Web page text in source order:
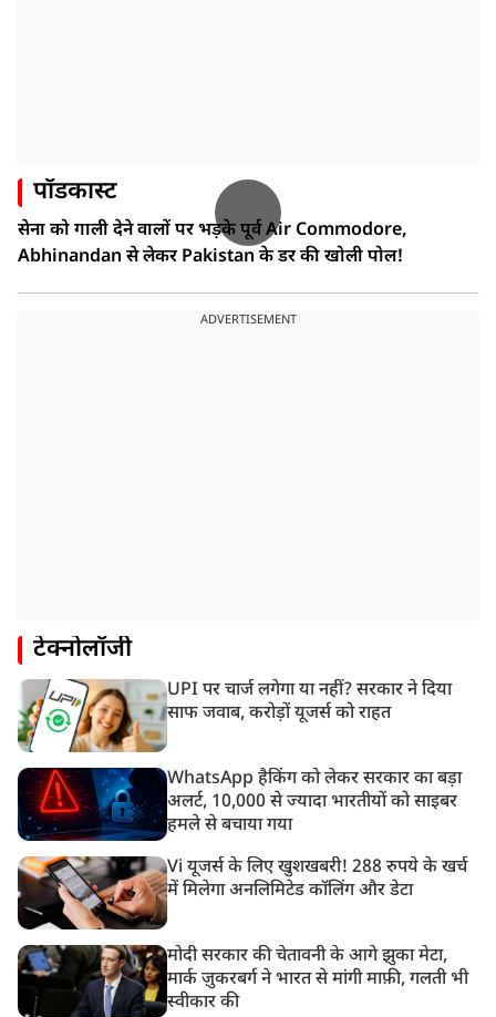
पॉडकास्ट
सेना को गाली देने वालों पर भड़के पूर्व Air Commodore,
Abhinandan से लेकर Pakistan के डर की खोली पोल!
ADVERTISEMENT
टेक्नोलॉजी
UPI पर चार्ज लगेगा या नहीं? सरकार ने दिया
साफ जवाब, करोड़ों यूजर्स को राहत
WhatsApp हैकिंग को लेकर सरकार का बड़ा
अलर्ट, 10,000 से ज्यादा भारतीयों को साइबर
हमले से बचाया गया
Vi यूजर्स के लिए खुशखबरी! 288 रुपये के खर्च
में मिलेगा अनलिमिटेड कॉलिंग और डेटा
मोदी सरकार की चेतावनी के आगे झुका मेटा,
मार्क ज़ुकरबर्ग ने भारत से मांगी माफ़ी, गलती भी
स्वीकार की